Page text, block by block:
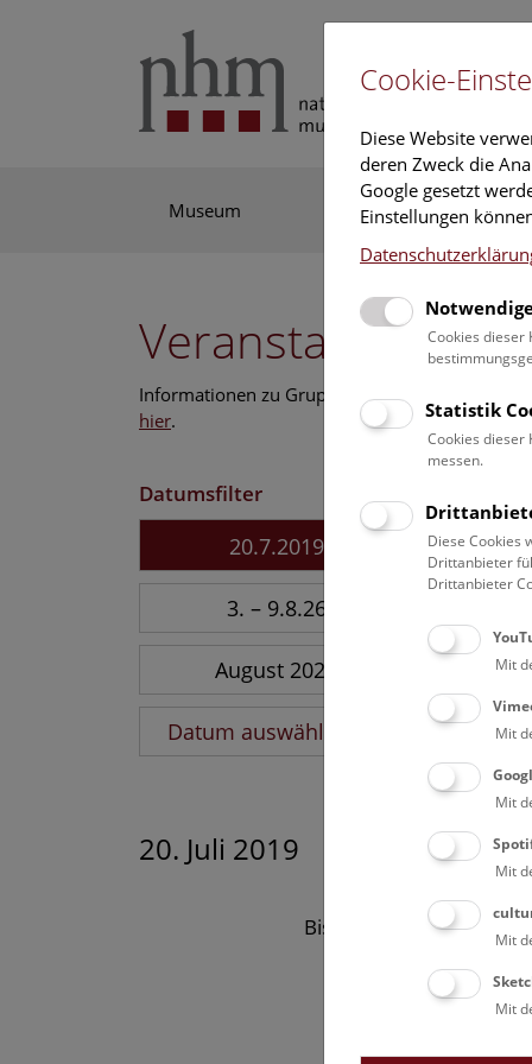
Museum Ausstellung
Informationen zu Gruppen,- Kindergarten- und
hier.
Datumsfilter
20.7.2019
3. – 9.8.26
August 2026
Datum auswählen
20. Juli 2019
Bisher keine
Cookie-
Diese Website
deren Zweck die
Google gesetzt
Einstellungen
Cookies dieser
Statistik
Cookies dieser
messen.
Diese Cookies
Drittanbieter
Drittanbieter
Mit
Mit
Mit
Mit
Mit
Mit